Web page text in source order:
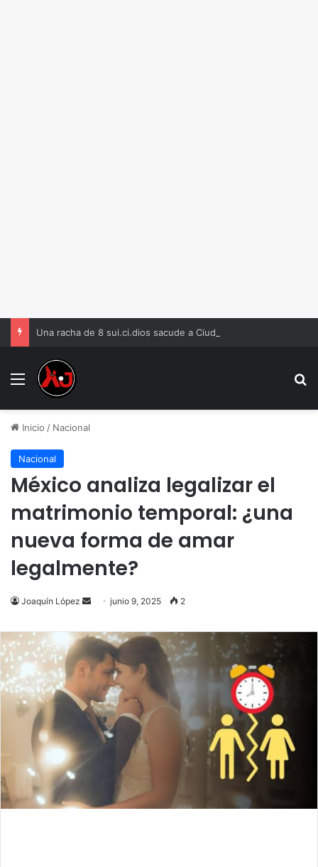
Una racha de 8 sui.ci.dios sacude a Ciudad Juárez
Menu
Inicio / Nacional
Nacional
México analiza legalizar el
matrimonio temporal: ¿una
nueva forma de amar
legalmente?
Joaquín López
Send
email
junio 9, 2025 2